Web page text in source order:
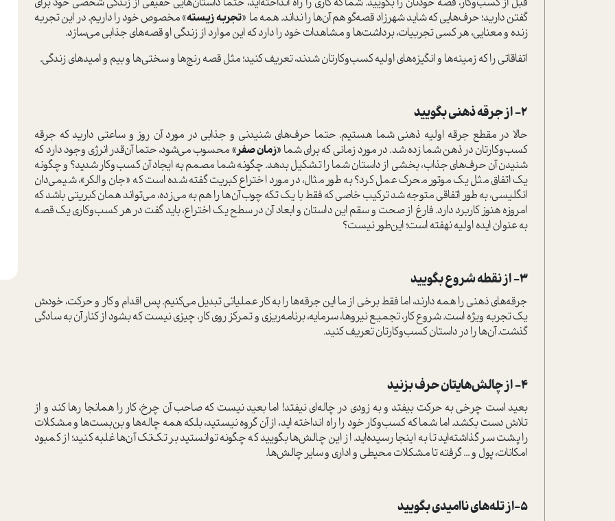
گفتن دارید؛ حرف‌هایی که شاید شهرزاد قصه‌گو هم آن‌ها را نداند. همه‌ ما «تجربه زیسته» مخصوص خود را داریم. در این تجربه‌
زنده و معنایی، هر کسی تجربیات، برداشت‌ها و مشاهدات خود را دارد که این موارد از زندگی او قصه‌های جذابی می‌سازد.
اتفاقاتی را که زمینه‌ها و انگیزه‌های اولیه‌ کسب‌وکارتان شدند، تعریف کنید؛ مثل قصه رنج‌ها و سختی‌ها و بیم و امیدهای زندگی.
2- از جرقه‌ ذهنی بگویید
حالا در مقطع جرقه‌ اولیه ذهنی شما هستیم. حتما حرف‌های شنیدنی و جذابی در مورد آن روز و ساعتی دارید که جرقه‌
کسب‌وکارتان در ذهن شما زده شد. در مورد زمانی که برای شما «زمان صفر»محسوب می‌شود، حتما آن‌قدر انرژی وجود دارد که
شنیدن آن حرف‌های جذاب، بخشی از داستان شما را تشکیل بدهد. چگونه شما مصمم به ایجاد آن کسب‌وکار شدید؟ و چگونه
یک اتفاق مثل یک موتور محرک عمل کرد؟ به طور مثال، در مورد اختراع کبریت گفته شده است که «جان والکر»، شیمی‌دان
انگلیسی، به طور اتفاقی متوجه شد ترکیب خاصی که فقط با یک تکه چوب آن‌ها را هم به می‌زده، می‌تواند همان کبریتی باشد که
امروزه هنوز کاربرد دارد. فارغ از صحت و سقم این داستان و ابعاد آن در سطح یک اختراع، باید گفت در هر کسب‌وکاری یک قصه
به عنوان ایده‌ اولیه نهفته است؛ این‌طور نیست؟
3- از نقطه شروع بگویید
جرقه‌های ذهنی را همه دارند، اما فقط برخی از ما این جرقه‌ها را به کار عملیاتی تبدیل می‌کنیم. پس اقدام و کار و حرکت، خودش
یک تجربه‌ ویژه است. شروع کار، تجمیع نیروها، سرمایه، برنامه‌ریزی و تمرکز روی کار، چیزی نیست که بشود از کنار آن به سادگی
گذشت. آن‌ها را در داستان کسب‌وکارتان تعریف کنید.
4- از چالش‌هایتان حرف بزنید
بعید است چرخی به حرکت بیفتد و به زودی در چاله‌ای نیفتد! اما بعید نیست که صاحب آن چرخ، کار را همانجا رها کند و از
تلاش دست بکشد. اما شما که کسب‌وکار خود را راه انداخته اید، از آن گروه نیستید، بلکه همه چاله‌ها و بن‌بست‌ها و مشکلات
را پشت سر گذاشته‌اید تا به اینجا رسیده‌اید. از این چالش‌ها بگویید که چگونه توانستید بر تک‌تک آن‌ها غلبه کنید؛ از کمبود
امکانات، پول و ... گرفته تا مشکلات محیطی و اداری و سایر چالش‌ها.
5-از تله‌های ناامیدی بگویید